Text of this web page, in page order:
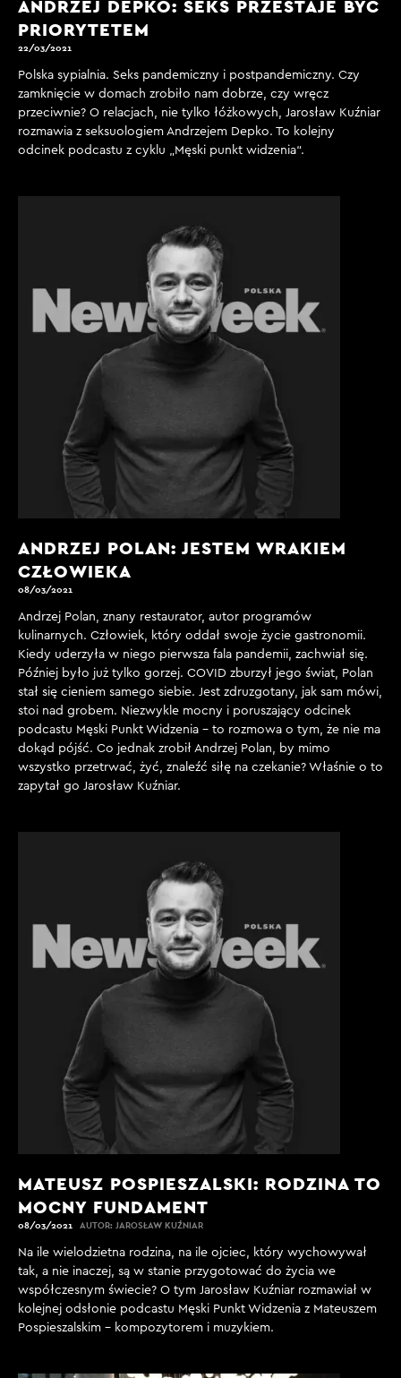
ANDRZEJ DEPKO: SEKS PRZESTAJE BYĆ
PRIORYTETEM
22/03/2021
Polska sypialnia. Seks pandemiczny i postpandemiczny. Czy
zamknięcie w domach zrobiło nam dobrze, czy wręcz
przeciwnie? O relacjach, nie tylko łóżkowych, Jarosław Kuźniar
rozmawia z seksuologiem Andrzejem Depko. To kolejny
odcinek podcastu z cyklu „Męski punkt widzenia“.
ANDRZEJ POLAN: JESTEM WRAKIEM
CZŁOWIEKA
08/03/2021
Andrzej Polan, znany restaurator, autor programów
kulinarnych. Człowiek, który oddał swoje życie gastronomii.
Kiedy uderzyła w niego pierwsza fala pandemii, zachwiał się.
Później było już tylko gorzej. COVID zburzył jego świat, Polan
stał się cieniem samego siebie. Jest zdruzgotany, jak sam mówi,
stoi nad grobem. Niezwykle mocny i poruszający odcinek
podcastu Męski Punkt Widzenia - to rozmowa o tym, że nie ma
dokąd pójść. Co jednak zrobił Andrzej Polan, by mimo
wszystko przetrwać, żyć, znaleźć siłę na czekanie? Właśnie o to
zapytał go Jarosław Kuźniar.
MATEUSZ POSPIESZALSKI: RODZINA TO
MOCNY FUNDAMENT
08/03/2021 AUTOR: JAROSŁAW KUŹNIAR
Na ile wielodzietna rodzina, na ile ojciec, który wychowywał
tak, a nie inaczej, są w stanie przygotować do życia we
współczesnym świecie? O tym Jarosław Kuźniar rozmawiał w
kolejnej odsłonie podcastu Męski Punkt Widzenia z Mateuszem
Pospieszalskim - kompozytorem i muzykiem.